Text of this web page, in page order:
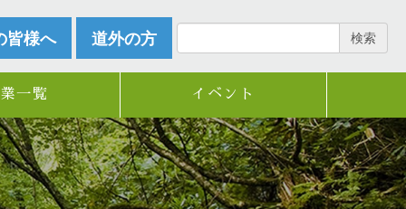
皆様へ 道外の方 検索
一覧 イベント